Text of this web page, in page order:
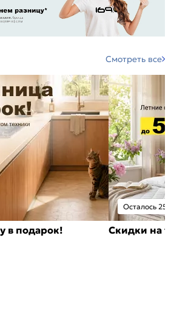
Смотреть все
в подарок!
Осталось 25
Скидки на